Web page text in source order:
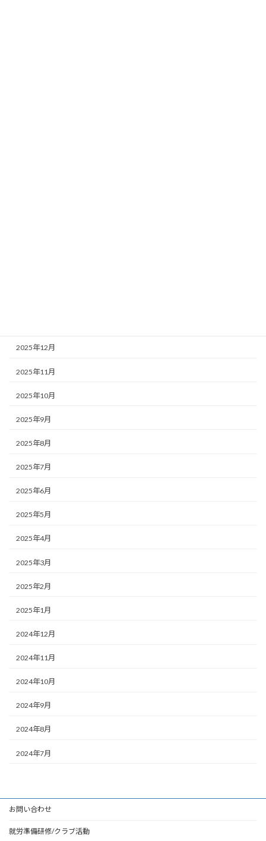
2025年12月
2025年11月
2025年10月
2025年9月
2025年8月
2025年7月
2025年6月
2025年5月
2025年4月
2025年3月
2025年2月
2025年1月
2024年12月
2024年11月
2024年10月
2024年9月
2024年8月
2024年7月
お問い合わせ
就労準備研修/クラブ活動